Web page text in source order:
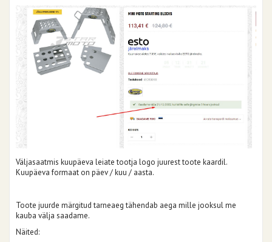
Väljasaatmis kuupäeva leiate tootja logo juurest toote kaardil.
Kuupäeva formaat on päev / kuu / aasta.
Toote juurde märgitud tarneaeg tähendab aega mille jooksul me
kauba välja saadame.
Näited: